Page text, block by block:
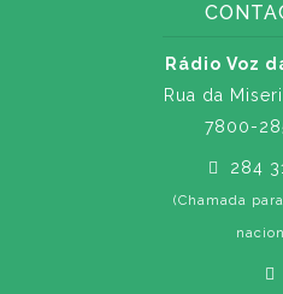
Rádio Voz
Rua da
7800-
284
(Chamada